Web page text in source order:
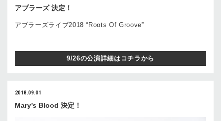
アブラーズ 決定！
アブラーズライブ2018 “Roots Of Groove”
9/26の公演詳細はコチラから
2018.09.01
Mary’s Blood 決定！